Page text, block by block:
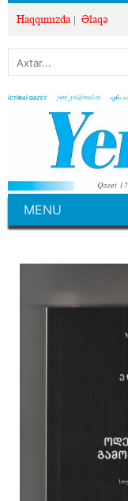
Haqqımızda Əlaqə
MENU